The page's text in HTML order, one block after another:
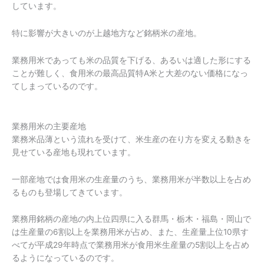
しています。
特に影響が大きいのが上越地方など銘柄米の産地。
業務用米であっても米の品質を下げる、あるいは適した形にする
ことが難しく、食用米の最高品質特A米と大差のない価格になっ
てしまっているのです。
業務用米の主要産地
業務米品薄という流れを受けて、米生産の在り方を変える動きを
見せている産地も現れています。
一部産地では食用米の生産量のうち、業務用米が半数以上を占め
るものも登場してきています。
業務用銘柄の産地の内上位四県に入る群馬・栃木・福島・岡山で
は生産量の6割以上を業務用米が占め、また、生産量上位10県す
べてが平成29年時点で業務用米が食用米生産量の5割以上を占め
るようになっているのです。